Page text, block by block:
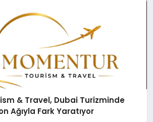
& Travel, Dubai Turizminde
Ağıyla Fark Yaratıyor